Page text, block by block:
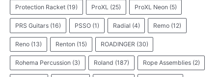
Protection Racket (19) ProXL (25) ProXL Neon (5)
PRS Guitars (16) PSSO (1) Radial (4) Remo (12)
Reno (13) Renton (15) ROADINGER (30)
Rohema Percussion (3) Roland (187) Rope Assemblies (2)